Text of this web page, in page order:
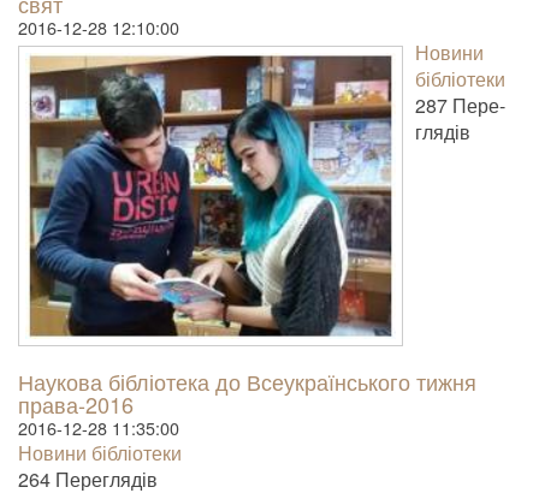
2016-12-28 12:10:00
Новини
бібліотеки
287 Пере­
гля­дів
Наукова бібліотека до Всеукраїнського тижня
права-2016
2016-12-28 11:35:00
Новини бібліотеки
264 Пере­гля­дів